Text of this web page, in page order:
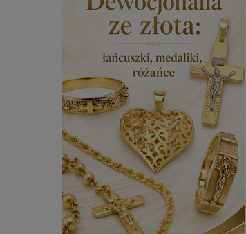
Kremowy ornat Maryjny
425,99 zł
DO KOSZYKA